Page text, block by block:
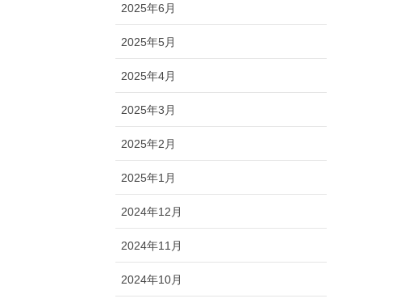
2025年6月
2025年5月
2025年4月
2025年3月
2025年2月
2025年1月
2024年12月
2024年11月
2024年10月